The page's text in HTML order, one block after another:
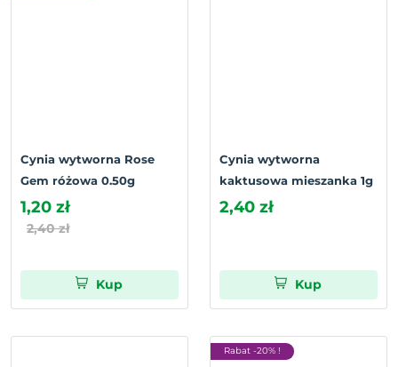
Cynia wytworna Rose
Gem różowa 0.50g
1,20 zł
2,40 zł
Kup
Cynia wytworna
kaktusowa mieszanka 1g
2,40 zł
Kup
Rabat -20% !